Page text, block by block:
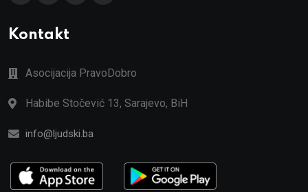
Kontakt
Asocijacija PravoDobro
Habibe Stočević 13, Sarajevo, BiH
info@ljudski.ba